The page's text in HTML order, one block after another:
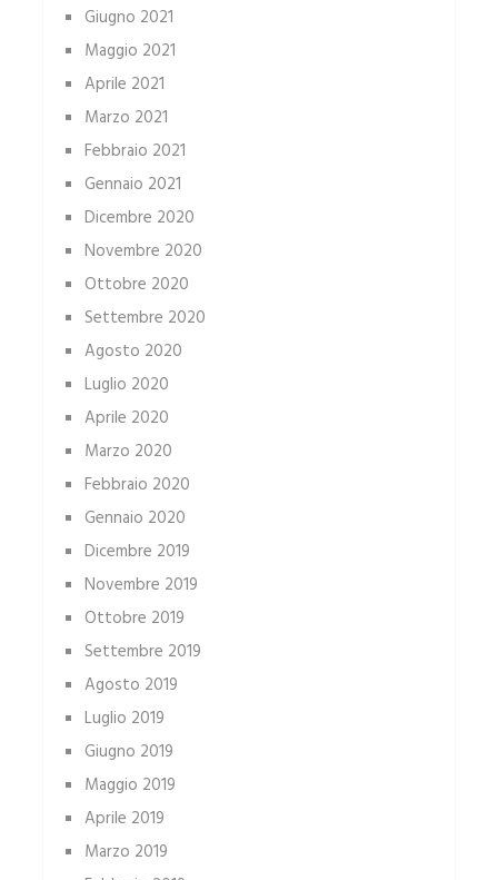
Giugno 2021
Maggio 2021
Aprile 2021
Marzo 2021
Febbraio 2021
Gennaio 2021
Dicembre 2020
Novembre 2020
Ottobre 2020
Settembre 2020
Agosto 2020
Luglio 2020
Aprile 2020
Marzo 2020
Febbraio 2020
Gennaio 2020
Dicembre 2019
Novembre 2019
Ottobre 2019
Settembre 2019
Agosto 2019
Luglio 2019
Giugno 2019
Maggio 2019
Aprile 2019
Marzo 2019